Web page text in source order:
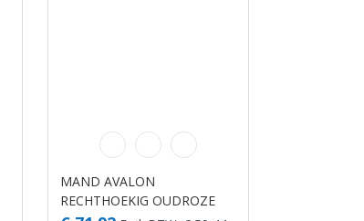
MAND AVALON
RECHTHOEKIG OUDROZE